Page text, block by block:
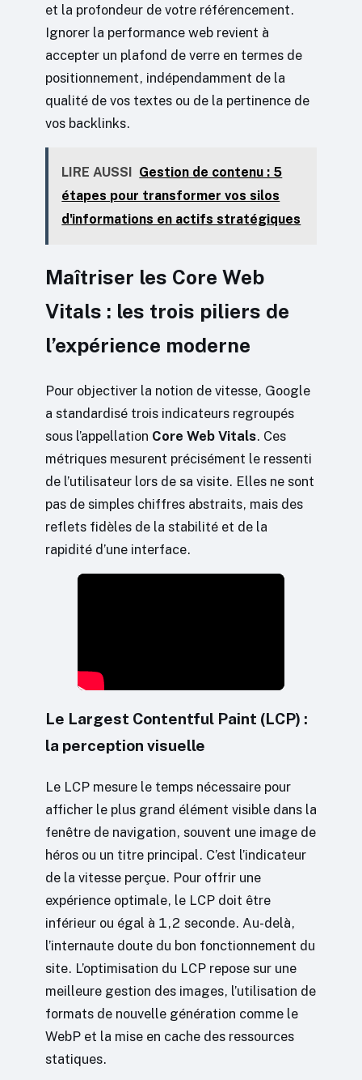
et la profondeur de votre référencement.
Ignorer la performance web revient à
accepter un plafond de verre en termes de
positionnement, indépendamment de la
qualité de vos textes ou de la pertinence de
vos backlinks.
LIRE AUSSI
Gestion de contenu : 5
étapes pour transformer vos silos
d'informations en actifs stratégiques
Maîtriser les Core Web
Vitals : les trois piliers de
l’expérience moderne
Pour objectiver la notion de vitesse, Google
a standardisé trois indicateurs regroupés
sous l’appellation Core Web Vitals. Ces
métriques mesurent précisément le ressenti
de l’utilisateur lors de sa visite. Elles ne sont
pas de simples chiffres abstraits, mais des
reflets fidèles de la stabilité et de la
rapidité d’une interface.
Le Largest Contentful Paint (LCP) :
la perception visuelle
Le LCP mesure le temps nécessaire pour
afficher le plus grand élément visible dans la
fenêtre de navigation, souvent une image de
héros ou un titre principal. C’est l’indicateur
de la vitesse perçue. Pour offrir une
expérience optimale, le LCP doit être
inférieur ou égal à 1,2 seconde. Au-delà,
l’internaute doute du bon fonctionnement du
site. L’optimisation du LCP repose sur une
meilleure gestion des images, l’utilisation de
formats de nouvelle génération comme le
WebP et la mise en cache des ressources
statiques.